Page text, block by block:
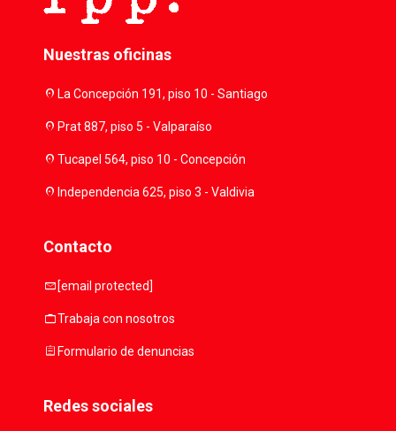
Nuestras oficinas
location_onLa Concepción 191, piso 10 - Santiago
location_onPrat 887, piso 5 - Valparaíso
location_onTucapel 564, piso 10 - Concepción
location_onIndependencia 625, piso 3 - Valdivia
Contacto
mail [email protected]
workTrabaja con nosotros
assignmentFormulario de denuncias
Redes sociales